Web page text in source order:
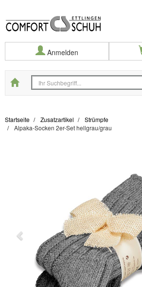
Anmelden
Startseite
Startseite Zusatzartikel
Strümpfe
Alpaka-Socken 2er-Set hellgrau/grau